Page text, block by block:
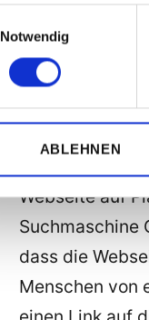
Notwendig
ABLEHNEN
Eindruck
Menschen
Webseite auf
Suchmaschine
dass die
Menschen von